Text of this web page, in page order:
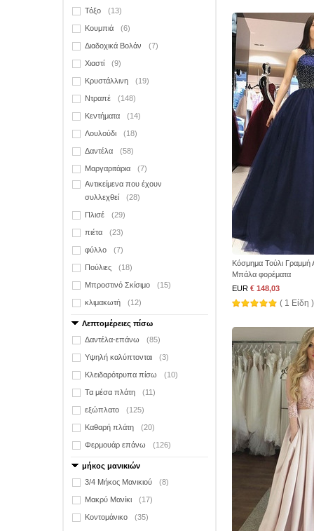
Τόξο (13)
Κουμπιά (6)
Διαδοχικά Βολάν (7)
Χιαστί (9)
Κρυστάλλινη (19)
Ντραπέ (148)
Κεντήματα (14)
Λουλούδι (18)
Δαντέλα (58)
Μαργαριτάρια
(7)
Αντικείμενα που έχουν
συλλεχθεί
(28)
Πλισέ (29)
πιέτα (23)
φύλλο (7)
Πούλιες (18)
Μπροστινό Σκίσιμο (15)
κλιμακωτή (12)
Λεπτομέρειες πίσω
Δαντέλα-επάνω
(85)
Υψηλή καλύπτονται (3)
Κλειδαρότρυπα πίσω (10)
Τα μέσα πλάτη (11)
εξώπλατο (125)
Καθαρή πλάτη (20)
Φερμουάρ επάνω (126)
μήκος μανικιών
3/4 Μήκος Μανικιού
(8)
Μακρύ Μανίκι (17)
Κοντομάνικο (35)
Κόσμημα Τούλι
Μπάλα φορέματα
EUR € 148,03
( 1 Είδη )